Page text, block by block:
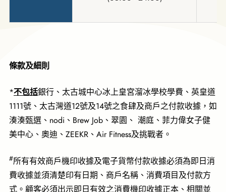
條款及細則
*不包括銀行、太古城中心冰上皇宮溜冰學校學費、英皇道
1111號、太古灣道12號及14號之食肆及商戶之付款收據，如
湊湊甄選、nodi、Brew Job、翠園、 潮庭、菲力偉女子健
美中心、奧迪、ZEEKR、Air Fitness及挑戰者。
#所有有效商戶機印收據及電子貨幣付款收據必須為即日消
費收據並須清楚印有日期、商戶名稱、消費項目及付款方
式。顧客必須出示即日有效之消費機印收據正本、相關並